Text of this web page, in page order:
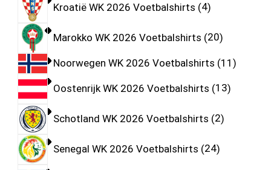
Kroatië WK 2026 Voetbalshirts 4
Marokko WK 2026 Voetbalshirts 20
Noorwegen WK 2026 Voetbalshirts 11
Oostenrijk WK 2026 Voetbalshirts 13
Schotland WK 2026 Voetbalshirts 2
Senegal WK 2026 Voetbalshirts 24